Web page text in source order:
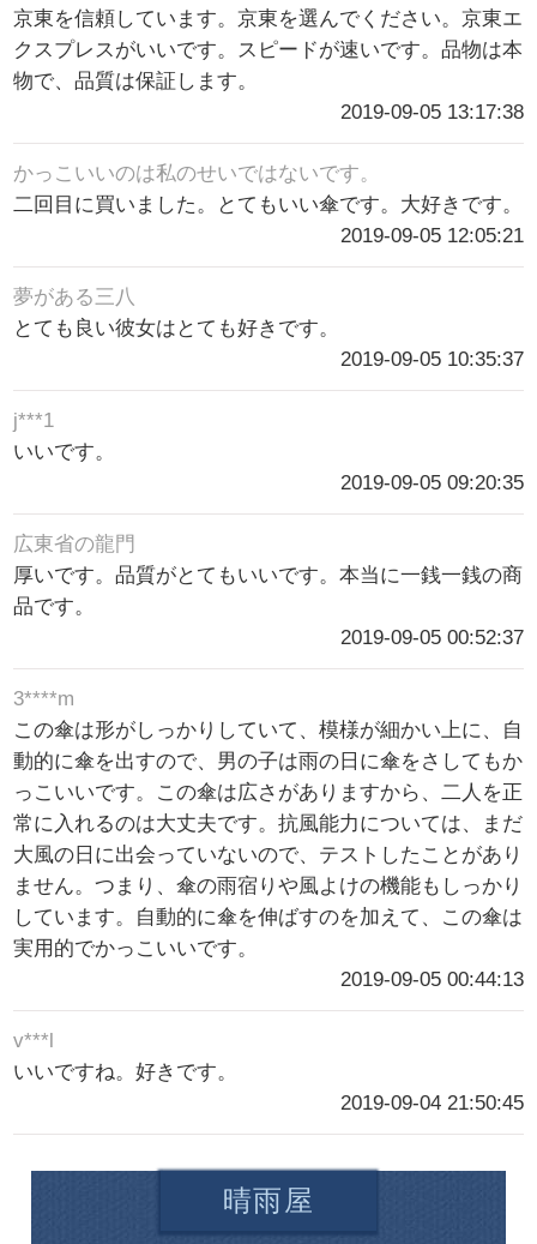
京東を信頼しています。京東を選んでください。京東エ
クスプレスがいいです。スピードが速いです。品物は本
物で、品質は保証します。
2019-09-05 13:17:38
かっこいいのは私のせいではないです。
二回目に買いました。とてもいい傘です。大好きです。
2019-09-05 12:05:21
夢がある三八
とても良い彼女はとても好きです。
2019-09-05 10:35:37
j***1
いいです。
2019-09-05 09:20:35
広東省の龍門
厚いです。品質がとてもいいです。本当に一銭一銭の商
品です。
2019-09-05 00:52:37
3****m
この傘は形がしっかりしていて、模様が細かい上に、自
動的に傘を出すので、男の子は雨の日に傘をさしてもか
っこいいです。この傘は広さがありますから、二人を正
常に入れるのは大丈夫です。抗風能力については、まだ
大風の日に出会っていないので、テストしたことがあり
ません。つまり、傘の雨宿りや風よけの機能もしっかり
しています。自動的に傘を伸ばすのを加えて、この傘は
実用的でかっこいいです。
2019-09-05 00:44:13
v***l
いいですね。好きです。
2019-09-04 21:50:45
晴雨屋